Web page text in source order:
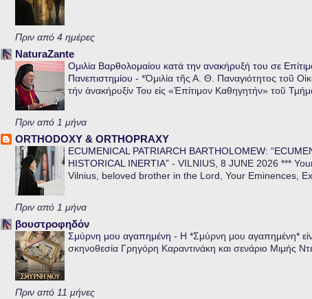
Πριν από 4 ημέρες
NaturaZante
Ομιλία Βαρθολομαίου κατά την ανακήρυξή του σε
Πανεπιστημίου - *Ὁμιλία τῆς Α. Θ. Παναγιότητος τοῦ
τήν ἀνακήρυξίν Του εἰς «Ἐπίτιμον Καθηγητήν» τοῦ
Πριν από 1 μήνα
ORTHODOXY & ORTHOPRAXY
ECUMENICAL PATRIARCH BARTHOLOMEW:
HISTORICAL INERTIA” - VILNIUS, 8 JUNE 2026 ***
Vilnius, beloved brother in the Lord, Your Eminences,
Πριν από 1 μήνα
βουστροφηδόν
Σμύρνη μου αγαπημένη - Η *Σμύρνη μου αγαπημένη*
σκηνοθεσία Γρηγόρη Καραντινάκη και σενάριο Μιμής
Πριν από 11 μήνες